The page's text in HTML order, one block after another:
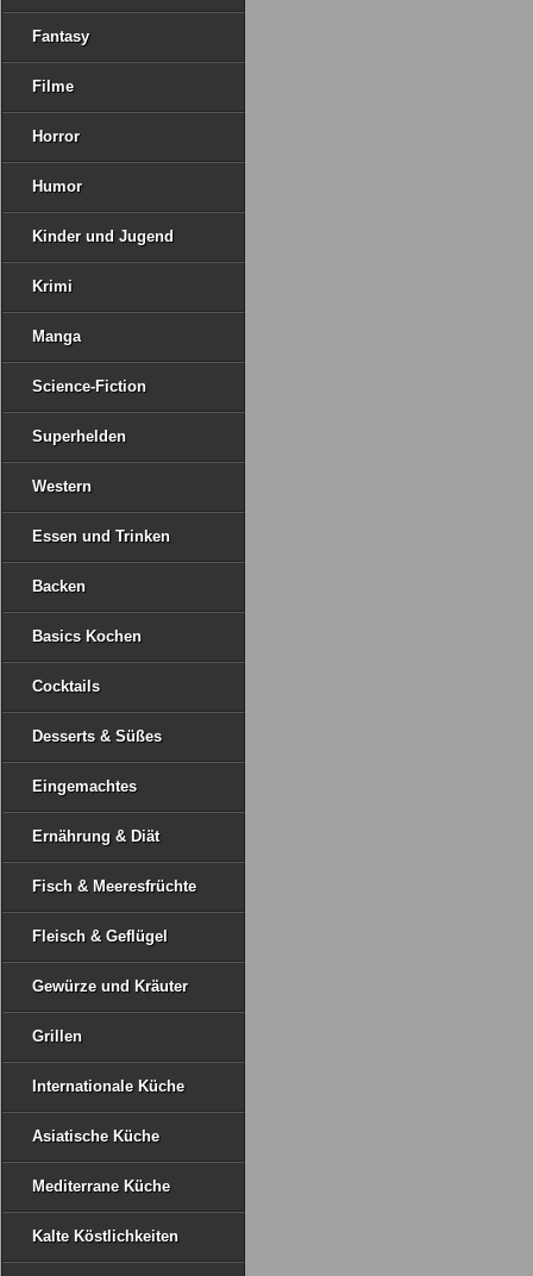
Fantasy
Filme
Horror
Humor
Kinder und Jugend
Krimi
Manga
Science-Fiction
Superhelden
Western
Essen und Trinken
Backen
Basics Kochen
Cocktails
Desserts & Süßes
Eingemachtes
Ernährung & Diät
Fisch & Meeresfrüchte
Fleisch & Geflügel
Gewürze und Kräuter
Grillen
Internationale Küche
Asiatische Küche
Mediterrane Küche
Kalte Köstlichkeiten